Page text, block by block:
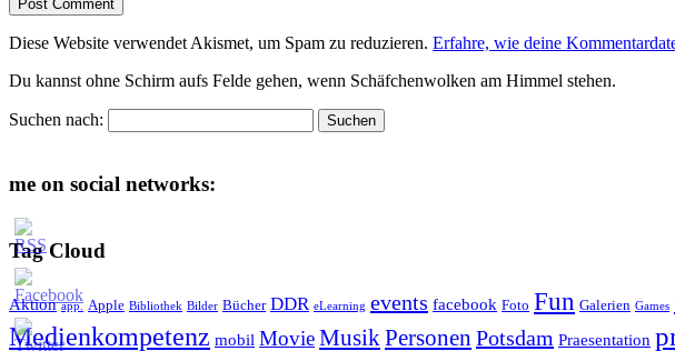
Diese Website verwendet Akismet, um Spam zu reduzieren. Erfahre, wie deine
Du kannst ohne Schirm aufs Felde gehen, wenn Schäfchenwolken am Himmel stehen.
Suchen nach:
me on social networks:
Tag Cloud
Aktion app. Apple Bibliothek Bilder Bücher DDR eLearning events facebook Foto Fun Galerien Games
Medienkompetenz mobil MovieMusik Personen Potsdam Praesentation